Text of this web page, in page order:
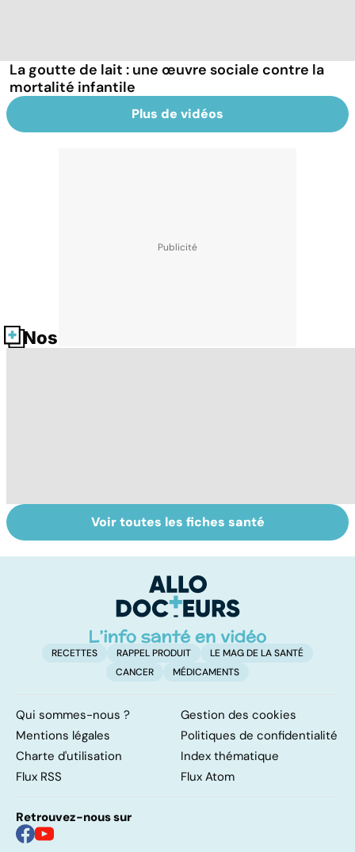
La goutte de lait : une œuvre sociale contre la
mortalité infantile
Plus de vidéos
Nos fiches santé
Faire du sport à
domicile, c'est
Don de gamètes :
le pour et le
levée de
l'anonymat
Voir toutes les fiches santé
RECETTES RAPPEL PRODUIT
LE MAG DE LA SANTÉ
CANCER
MÉDICAMENTS
Qui sommes-nous ?
Gestion des cookies
Mentions légales
Politiques de confidentialité
Charte d'utilisation
Index thématique
Flux RSS
Flux Atom
Retrouvez-nous sur